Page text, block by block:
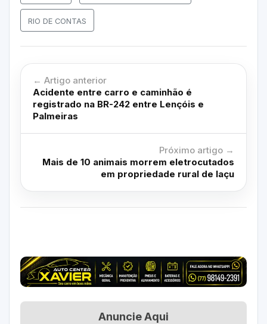
RIO DE CONTAS
← Artigo anterior
Acidente entre carro e caminhão é
registrado na BR-242 entre Lençóis e
Palmeiras
Próximo artigo →
Mais de 10 animais morrem eletrocutados
em propriedade rural de Iaçu
Anuncie Aqui